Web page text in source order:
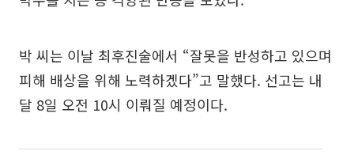
박 씨는 이날 최후진술에서 “잘못을 반성하고 있으며
피해 배상을 위해 노력하겠다”고 말했다. 선고는 내
달 8일 오전 10시 이뤄질 예정이다.